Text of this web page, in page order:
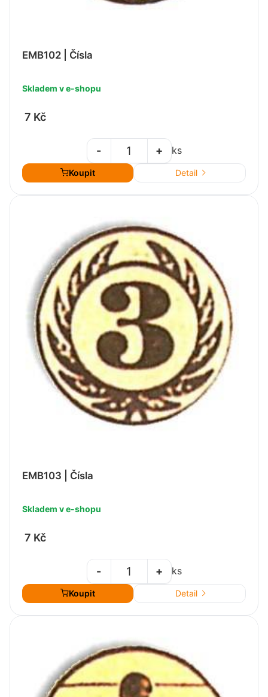
EMB102 | Čísla
Skladem v e-shopu
7 Kč
+
- ks
Koupit Detail
EMB103 | Čísla
Skladem v e-shopu
7 Kč
+
- ks
Koupit Detail